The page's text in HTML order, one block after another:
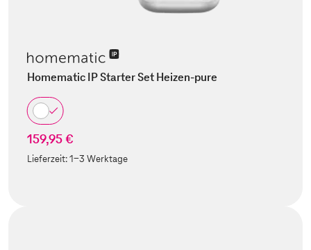
Homematic IP Starter Set Heizen-pure
159,95 €
Lieferzeit:1-3 Werktage